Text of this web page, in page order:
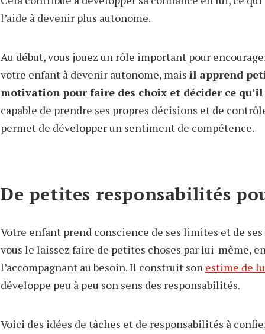
l’aide à devenir plus autonome.
Au début, vous jouez un rôle important pour
votre enfant à devenir autonome, mais il apprend
motivation pour faire des choix et décider ce
capable de prendre ses propres décisions et de
permet de développer un sentiment de compétence.
De petites responsabilités
Votre enfant prend conscience de ses limites et de
vous le laissez faire de petites choses par lui-même,
l’accompagnant au besoin. Il construit son estime de
développe peu à peu son sens des responsabilités.
Voici des idées de tâches et de responsabilités à